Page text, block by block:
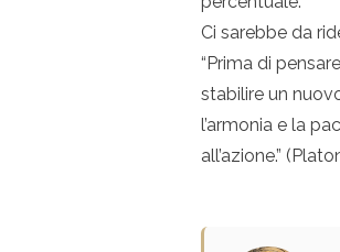
Ci sarebbe da
“Prima di
stabilire un
l’armonia e la
all’azione.”